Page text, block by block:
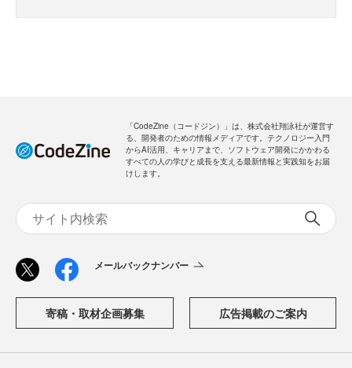
「CodeZine（コードジン）」は、株式会社翔泳社が運営す
る、開発者のための情報メディアです。テクノロジー入門
からAI活用、キャリアまで、ソフトウェア開発にかかわる
すべての人の学びと成長を支える最新情報と実践知をお届
けします。
メールバックナンバー
寄稿・取材企画募集 広告掲載のご案内